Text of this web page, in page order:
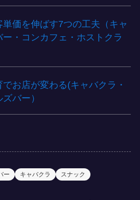
価を伸ばす7つの工夫（キャ
・コンカフェ・ホストクラ
お店が変わる(キャバクラ・
バー）
ー キャバクラ スナック